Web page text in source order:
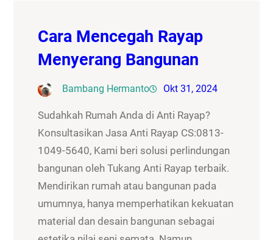
Cara Mencegah Rayap
Menyerang Bangunan
Bambang Hermanto Okt 31, 2024
Sudahkah Rumah Anda di Anti Rayap?
Konsultasikan Jasa Anti Rayap CS:0813-
1049-5640, Kami beri solusi perlindungan
bangunan oleh Tukang Anti Rayap terbaik.
Mendirikan rumah atau bangunan pada
umumnya, hanya memperhatikan kekuatan
material dan desain bangunan sebagai